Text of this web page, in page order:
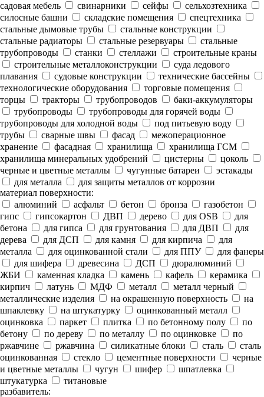
садовая мебель
свинарники сейфы
сельхозтехника
силосные башни
складские помещения
спецтехника
стальные дымовые трубы
стальные конструкции
стальные радиаторы
стальные резервуары
стальные
трубопроводы
станки стеллажи
строительные краны
строительные металлоконструкции
суда ледового
плавания
судовые конструкции
технические бассейны
технологические оборудования
торговые помещения
торцы
тракторы трубопроводов
баки-аккумуляторы
трубопроводы
трубопроводы для горячей воды
трубопроводы для холодной воды
под питьевую воду
трубы
сварные швы фасад
межоперационное
хранение
фасадная хранилища
хранилища ГСМ
хранилища минеральных удобрений
цистерны
цоколь
черные и цветные металлы
чугунные батареи
эстакады
для металла
для защиты металлов от коррозии
материал поверхности:
алюминий
асфальт бетон бронза
газобетон
гипс
гипсокартон ДВП дерево для OSB
для
бетона
для гипса для грунтования для ДВП
для
дерева
для ДСП для камня для кирпича
для
металла
для оцинкованной стали для ППУ
для фанеры
для шифера
древесина ДСП
дюралюминий
ЖБИ
каменная кладка камень кафель
керамика
кирпич
латунь МДФ металл
металл черный
металлические изделия
на окрашенную поверхность
на
шпаклевку
на штукатурку
оцинкованный металл
оцинковка
паркет плитка по бетонному полу
по
бетону
по дереву по металлу по оцинковке
по
ржавчине
ржавчина силикатные блоки сталь
сталь
оцинкованная
стекло цементные поверхности
черные
и цветные металлы
чугун шифер
шпатлевка
штукатурка
титановые
разбавитель: